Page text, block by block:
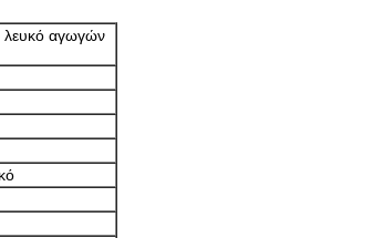
λευκό αγωγών